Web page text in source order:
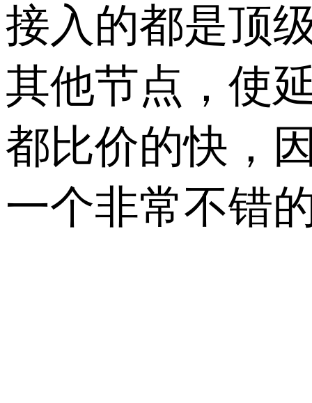
接入的都是顶
其他节点，使
都比价的快，
一个非常不错